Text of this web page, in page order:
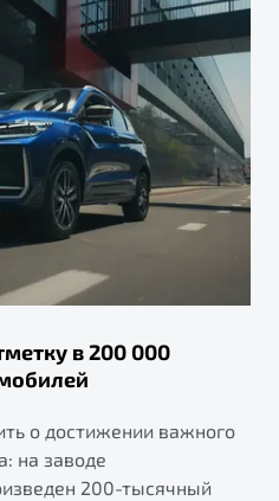
в 200 000
о достижении важного
на заводе
200-тысячный